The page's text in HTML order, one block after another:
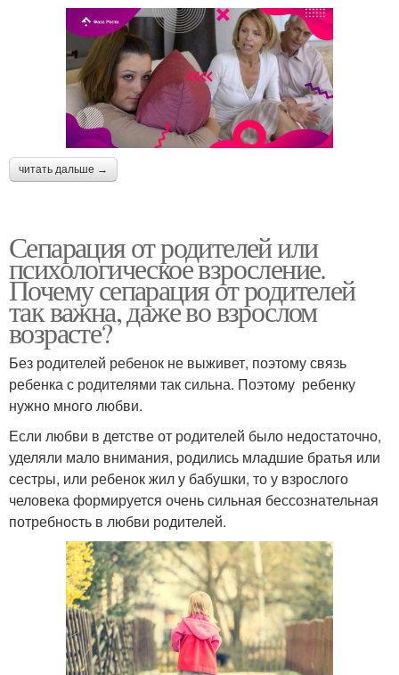
читать дальше →
Сепарация от родителей или
психологическое взросление.
Почему сепарация от родителей
так важна, даже во взрослом
возрасте?
Без родителей ребенок не выживет, поэтому связь
ребенка с родителями так сильна. Поэтому ребенку
нужно много любви.
Если любви в детстве от родителей было недостаточно,
уделяли мало внимания, родились младшие братья или
сестры, или ребенок жил у бабушки, то у взрослого
человека формируется очень сильная бессознательная
потребность в любви родителей.